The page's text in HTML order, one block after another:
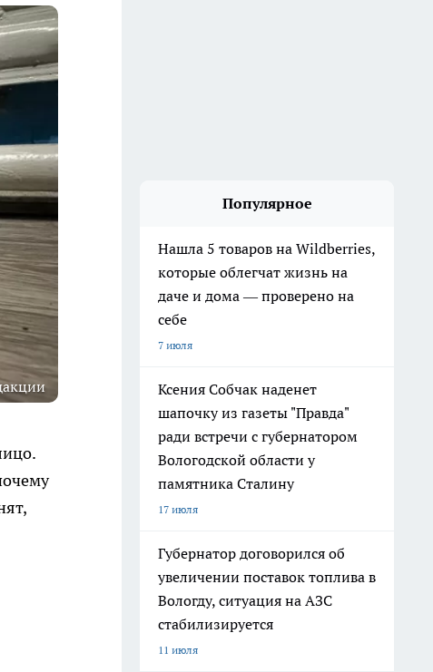
Популярное
Нашла 5 товаров на Wildberries,
которые облегчат жизнь на
даче и дома — проверено на
себе
7 июля
Ксения Собчак наденет
шапочку из газеты "Правда"
ради встречи с губернатором
Вологодской области у
памятника Сталину
17 июля
Губернатор договорился об
увеличении поставок топлива в
Вологду, ситуация на АЗС
стабилизируется
11 июля